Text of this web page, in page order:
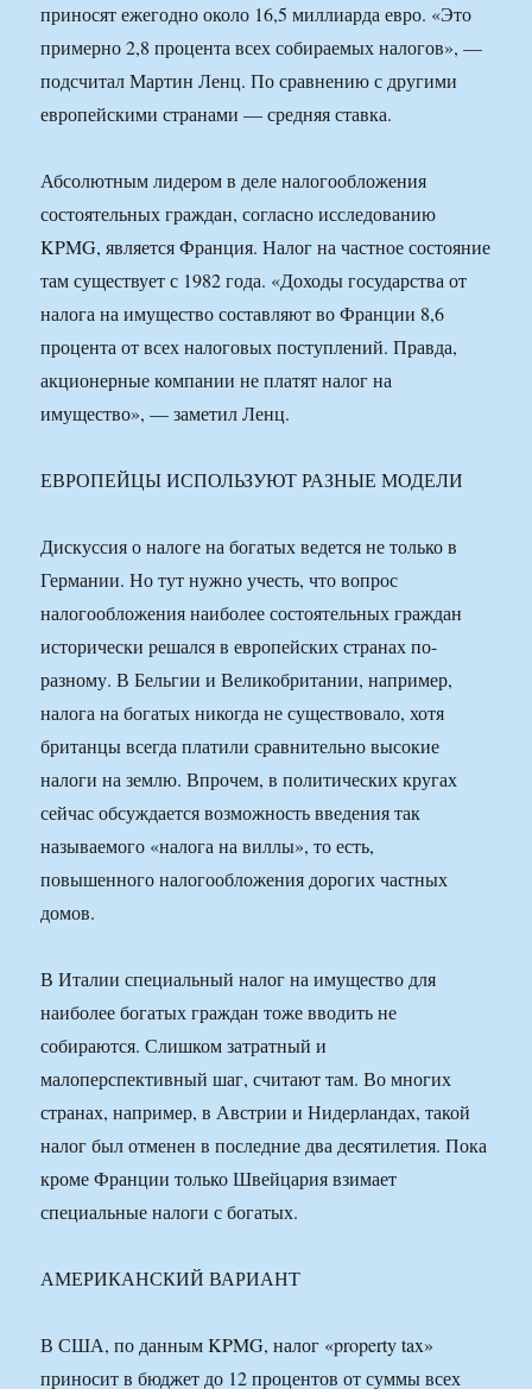
приносят ежегодно около 16,5 миллиарда евро. «Это
примерно 2,8 процента всех собираемых налогов», —
подсчитал Мартин Ленц. По сравнению с другими
европейскими странами — средняя ставка.
Абсолютным лидером в деле налогообложения
состоятельных граждан, согласно исследованию
KPMG, является Франция. Налог на частное состояние
там существует с 1982 года. «Доходы государства от
налога на имущество составляют во Франции 8,6
процента от всех налоговых поступлений. Правда,
акционерные компании не платят налог на
имущество», — заметил Ленц.
ЕВРОПЕЙЦЫ ИСПОЛЬЗУЮТ РАЗНЫЕ МОДЕЛИ
Дискуссия о налоге на богатых ведется не только в
Германии. Но тут нужно учесть, что вопрос
налогообложения наиболее состоятельных граждан
исторически решался в европейских странах по-
разному. В Бельгии и Великобритании, например,
налога на богатых никогда не существовало, хотя
британцы всегда платили сравнительно высокие
налоги на землю. Впрочем, в политических кругах
сейчас обсуждается возможность введения так
называемого «налога на виллы», то есть,
повышенного налогообложения дорогих частных
домов.
В Италии специальный налог на имущество для
наиболее богатых граждан тоже вводить не
собираются. Слишком затратный и
малоперспективный шаг, считают там. Во многих
странах, например, в Австрии и Нидерландах, такой
налог был отменен в последние два десятилетия. Пока
кроме Франции только Швейцария взимает
специальные налоги с богатых.
АМЕРИКАНСКИЙ ВАРИАНТ
В США, по данным KPMG, налог «property tax»
приносит в бюджет до 12 процентов от суммы всех